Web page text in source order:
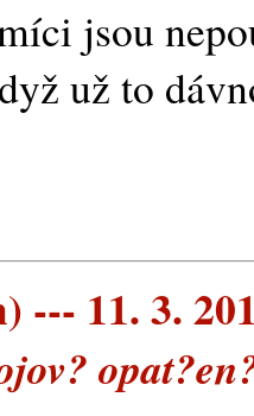
jsou
už to
--- 11. 3.